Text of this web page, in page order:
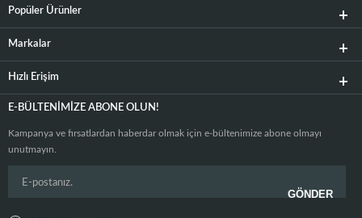
Popüler Ürünler
Markalar
Hızlı Erişim
E-BÜLTENIMIZE ABONE OLUN!
Kampanya ve fırsatlardan haberdar olmak için e-bültenimize abone olmayı
unutmayın.